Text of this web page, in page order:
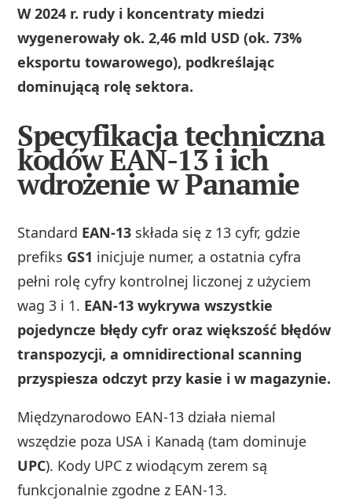
W 2024 r. rudy i koncentraty miedzi
wygenerowały ok. 2,46 mld USD (ok. 73%
eksportu towarowego), podkreślając
dominującą rolę sektora.
Specyfikacja techniczna
kodów EAN-13 i ich
wdrożenie w Panamie
Standard EAN-13 składa się z 13 cyfr, gdzie
prefiks GS1 inicjuje numer, a ostatnia cyfra
pełni rolę cyfry kontrolnej liczonej z użyciem
wag 3 i 1. EAN-13 wykrywa wszystkie
pojedyncze błędy cyfr oraz większość błędów
transpozycji, a omnidirectional scanning
przyspiesza odczyt przy kasie i w magazynie.
Międzynarodowo EAN-13 działa niemal
wszędzie poza USA i Kanadą (tam dominuje
UPC). Kody UPC z wiodącym zerem są
funkcjonalnie zgodne z EAN-13.